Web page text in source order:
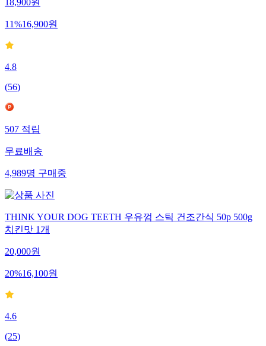
18,900원
11%16,900원
4.8
(56)
507적립
무료배송
4,989명구매중
THINK YOUR DOG TEETH 우유껌 스틱 건조간식 50p 500g
치킨맛 1개
20,000원
20%16,100원
4.6
(25)